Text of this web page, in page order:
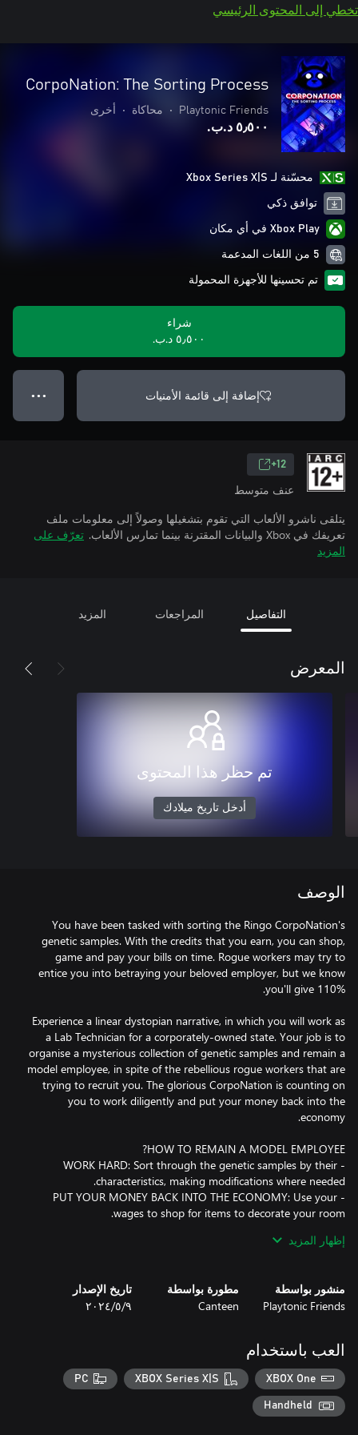
تخطي إلى المحتوى الرئيسي
CorpoNation: The Sorting Process
Playtonic Friends
• محاكاة • أخرى
٥٫٥٠٠ د.ب.‏
محسّنة لـ Xbox Series X|S
توافق ذكي
Xbox Play في أي مكان
5 من اللغات المدعمة
تم تحسينها للأجهزة المحمولة
شراء
٥٫٥٠٠ د.ب.‏
إضافة إلى قائمة الأمنيات ● ● ●
12+
عنف متوسط
يتلقى ناشرو الألعاب التي تقوم بتشغيلها وصولاً إلى معلومات ملف
تعريفك في Xbox والبيانات المقترنة بينما تمارس الألعاب.
تعرّف على
المزيد
التفاصيل المراجعات المزيد
المعرض
تم حظر هذا المحتوى
أدخل تاريخ ميلادك
الوصف
You have been tasked with sorting the Ringo CorpoNation's
genetic samples. With the credits that you earn, you can shop,
game and pay your bills on time. Rogue workers may try to
entice you into betraying your beloved employer, but we know
Experience a linear dystopian narrative, in which you will work as
a Lab Technician for a corporately-owned state. Your job is to
organise a mysterious collection of genetic samples and remain a
model employee, in spite of the rebellious rogue workers that are
trying to recruit you. The glorious CorpoNation is counting on
you to work diligently and put your money back into the
- WORK HARD: Sort through the genetic samples by their
- PUT YOUR MONEY BACK INTO THE ECONOMY: Use your
إظهار المزيد
منشور بواسطة
Playtonic Friends
مطورة بواسطة
Canteen
تاريخ الإصدار
٩‏/٥‏/٢٠٢٤
العب باستخدام
XBOX One
XBOX Series X|S
PC
Handheld